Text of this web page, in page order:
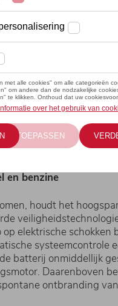
ENYAQ iV hoeven
blijkt dat
en benzine
houdt het
elektrische
batterij onmiddellijk
Daarenboven
ontbranding